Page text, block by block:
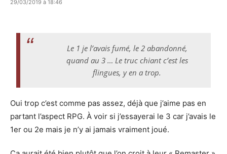
29/03/2019 à 18:46
Le 1 je l’avais fumé, le 2 abandonné,
quand au 3 … Le truc chiant c’est les
flingues, y en a trop.
Oui trop c’est comme pas assez, déjà que j’aime pas en
partant l’aspect RPG. À voir si j’essayerai le 3 car j’avais le
1er ou 2e mais je n’y ai jamais vraiment joué.